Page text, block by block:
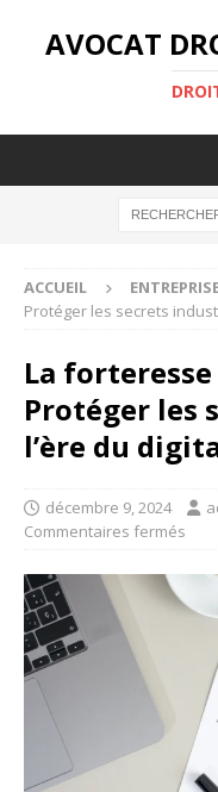
AVOCAT
ACCUEIL
Protéger les secrets
La
Protéger les
l’ère du
décembre 9, 2024
Commentaires fermés